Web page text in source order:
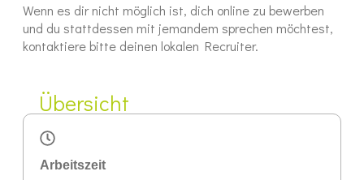
Wenn es dir nicht möglich ist, dich online zu bewerben
und du stattdessen mit jemandem sprechen möchtest,
kontaktiere bitte deinen lokalen Recruiter.
Übersicht
Arbeitszeit